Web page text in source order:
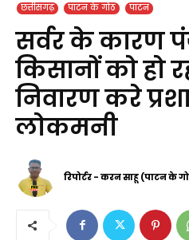
छत्तीसगढ़ पाटन के गोठ पाटन
सर्वर के कारण
किसानों को हो
निवारण करे
लोकमनी
रिपोर्टर - करन साहू (पाटन के